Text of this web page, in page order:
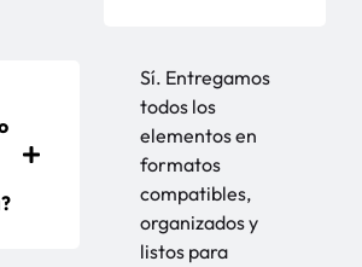
Sí. Entregamos
todos los
elementos en
formatos
compatibles,
organizados y
listos para